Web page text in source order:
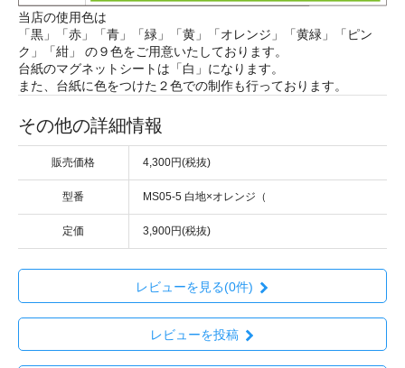
当店の使用色は
「黒」「赤」「青」「緑」「黄」「オレンジ」「黄緑」「ピン
ク」「紺」 の９色をご用意いたしております。
台紙のマグネットシートは「白」になります。
また、台紙に色をつけた２色での制作も行っております。
その他の詳細情報
販売価格 4,300円(税抜)
型番 MS05-5 白地×オレンジ（
定価 3,900円(税抜)
レビューを見る(0件)
レビューを投稿